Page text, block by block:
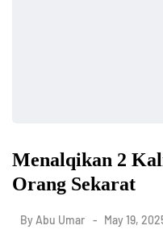
Menalqikan 2
Orang Sekarat
By Abu Umar May 19,